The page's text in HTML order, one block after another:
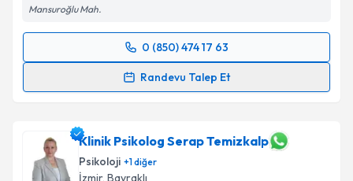
Mansuroğlu Mah.
0 (850) 474 17 63
Randevu Talep Et
Randevu Takvimi Talebi
için bir takvim hazırlandığında e-posta ile
bilgilendireceğiz.
Klinik Psikolog Serap Temizkalp
Psikoloji +1diğer
İzmir, Bayraklı